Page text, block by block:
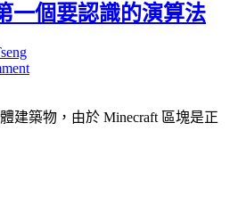
一個要認識的演算法
建築物，由於 Minecraft 區塊是正